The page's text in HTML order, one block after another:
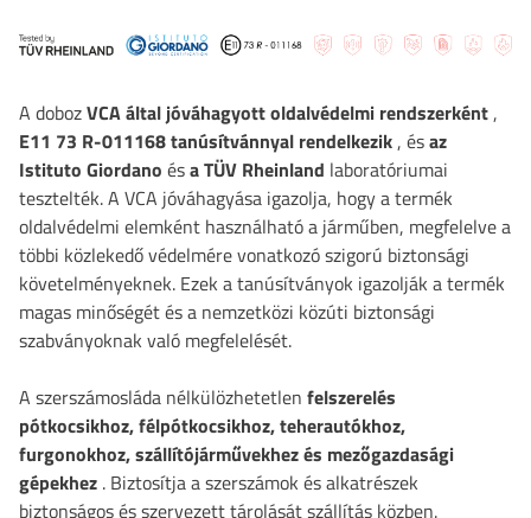
A dobozVCA által jóváhagyott oldalvédelmi rendszerként ,
E11 73 R-011168 tanúsítvánnyal rendelkezik , ésaz
Istituto Giordano ésa TÜV Rheinland laboratóriumai
tesztelték. A VCA jóváhagyása igazolja, hogy a termék
oldalvédelmi elemként használható a járműben, megfelelve a
többi közlekedő védelmére vonatkozó szigorú biztonsági
követelményeknek. Ezek a tanúsítványok igazolják a termék
magas minőségét és a nemzetközi közúti biztonsági
szabványoknak való megfelelését.
A szerszámosláda nélkülözhetetlen felszerelés
pótkocsikhoz, félpótkocsikhoz, teherautókhoz,
furgonokhoz, szállítójárművekhez és mezőgazdasági
gépekhez . Biztosítja a szerszámok és alkatrészek
biztonságos és szervezett tárolását szállítás közben.